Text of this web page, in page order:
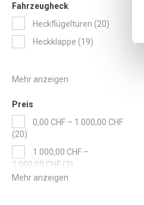
Fahrzeugheck
Heckflügeltüren
20Artikel
Heckklappe
19Artikel
Preis
0,00 CHF – 1.000,00 CHF
20Artikel
1.000,00 CHF –
2.000,00 CHF 2Artikel